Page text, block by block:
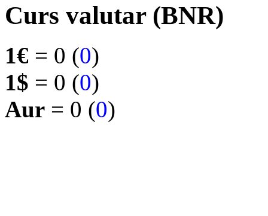
Curs valutar (BNR)
1€ = 0 (0)
1$ = 0 (0)
Aur = 0 (0)